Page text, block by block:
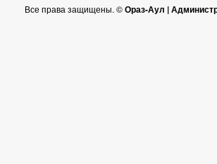
Все права защищены. ©Ораз-Аул |